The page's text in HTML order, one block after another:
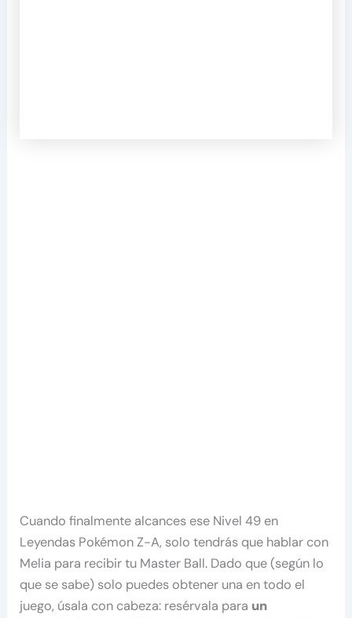
Cuando finalmente alcances ese Nivel 49 en
Leyendas Pokémon Z-A, solo tendrás que hablar con
Melia para recibir tu Master Ball. Dado que (según lo
que se sabe) solo puedes obtener una en todo el
juego, úsala con cabeza: resérvala para un